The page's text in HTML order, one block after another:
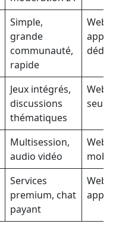
Simple,
grande
communauté,
rapide
Web,
Jeux intégrés,
discussions
thématiques
Web
Multisession,
audio vidéo
Web
Services
premium, chat
payant
Web